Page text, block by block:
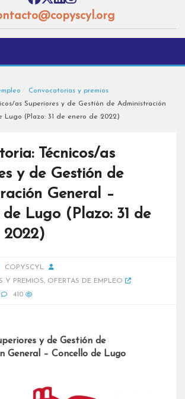
Convocatorias y premios
as Superiores y de Gestión de Administración
Lugo (Plazo: 31 de enero de 2022)
Técnicos/as
y de Gestión de
General –
Lugo (Plazo: 31 de
2022)
COPYSCYL
Y PREMIOS, OFERTAS DE EMPLEO
410
y de Gestión de
General – Concello de Lugo